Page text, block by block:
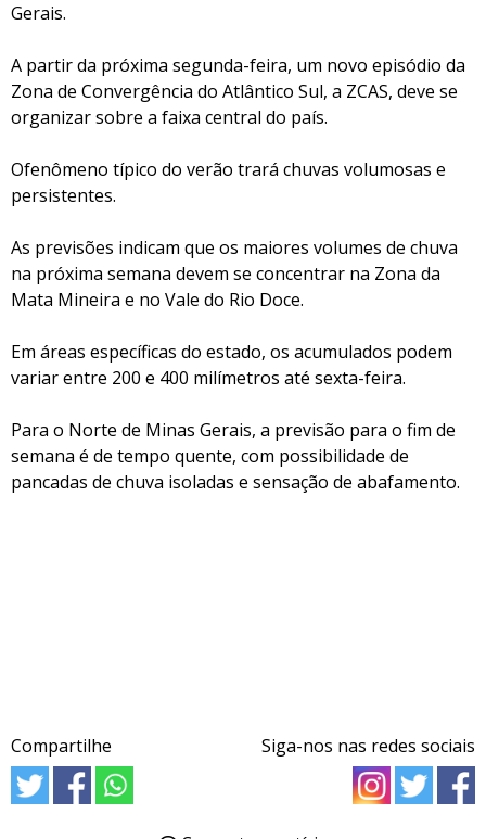
Gerais.
A partir da próxima segunda-feira, um novo episódio da
Zona de Convergência do Atlântico Sul, a ZCAS, deve se
organizar sobre a faixa central do país.
Ofenômeno típico do verão trará chuvas volumosas e
persistentes.
As previsões indicam que os maiores volumes de chuva
na próxima semana devem se concentrar na Zona da
Mata Mineira e no Vale do Rio Doce.
Em áreas específicas do estado, os acumulados podem
variar entre 200 e 400 milímetros até sexta-feira.
Para o Norte de Minas Gerais, a previsão para o fim de
semana é de tempo quente, com possibilidade de
pancadas de chuva isoladas e sensação de abafamento.
Compartilhe Siga-nos nas redes sociais